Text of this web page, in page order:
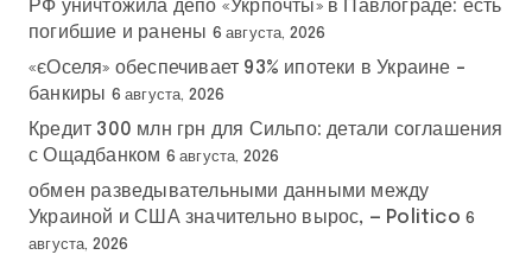
и
с
е
й
РФ уничтожила депо «Укрпочты» в Павлограде: есть
погибшие и ранены 6 августа, 2026
«єОселя» обеспечивает 93% ипотеки в Украине –
банкиры 6 августа, 2026
Кредит 300 млн грн для Сильпо: детали соглашения
с Ощадбанком 6 августа, 2026
обмен разведывательными данными между
Украиной и США значительно вырос, — Politico 6
августа, 2026